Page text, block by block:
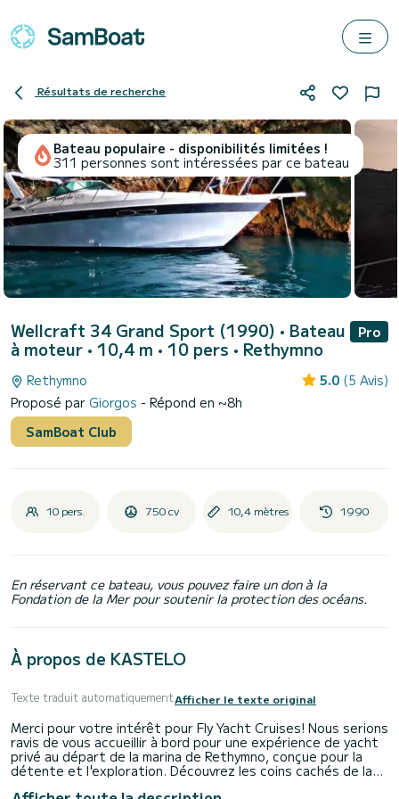
Résultats de recherche
Bateau populaire - disponibilités limitées !
311 personnes sont intéressées par ce bateau
Wellcraft 34 Grand Sport (1990) • Bateau
à moteur • 10,4 m • 10 pers • Rethymno
Pro
Rethymno 5.0 (5 Avis)
Proposé par Giorgos - Répond en ~8h
SamBoat Club
10 pers. 750 cv 10,4 mètres 1990
En réservant ce bateau, vous pouvez faire un don à la
Fondation de la Mer pour soutenir la protection des océans.
À propos de KASTELO
Texte traduit automatiquementAfficher le texte original
Merci pour votre intérêt pour Fly Yacht Cruises! Nous serions
ravis de vous accueillir à bord pour une expérience de yacht
privé au départ de la marina de Rethymno, conçue pour la
détente et l'exploration. Découvrez les coins cachés de la